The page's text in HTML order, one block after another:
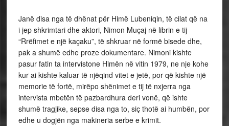
Janë disa nga të dhënat për Himë Lubeniqin, të cilat që na
i jep shkrimtari dhe aktori, Nimon Muçaj në librin e tij
“Rrëfimet e një kaçaku”, të shkruar në formë bisede dhe,
pak a shumë edhe proze dokumentare. Nimoni kishte
pasur fatin ta intervistone Himën në vitin 1979, ne nje kohe
kur ai kishte kaluar të njëqind vitet e jetë, por që kishte një
memorie të fortë, mirëpo shënimet e tij të nxjerra nga
intervista mbetën të pazbardhura deri vonë, që ishte
shumë tragjike, sepse disa nga to, siç thotë ai humbën, por
edhe u dogjën nga makineria serbe e krimit.